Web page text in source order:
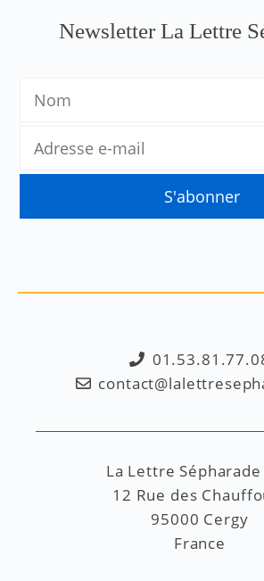
Newsletter La Lettre
La Lettre Sépharade
12 Rue des
95000 Cergy
France